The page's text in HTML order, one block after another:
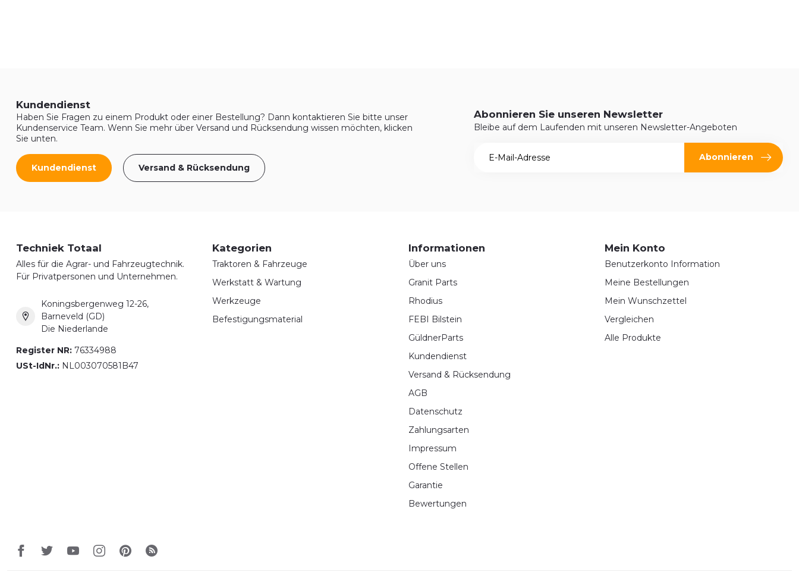
Kundendienst
Haben Sie Fragen zu einem Produkt oder einer Bestellung? Dann kontaktieren Sie bitte unser
Kundenservice Team. Wenn Sie mehr über Versand und Rücksendung wissen möchten, klicken
Sie unten.
Kundendienst Versand & Rücksendung
Abonnieren Sie unseren Newsletter
Bleibe auf dem Laufenden mit unseren Newsletter-Angeboten
Abonnieren
Techniek Totaal
Alles für die Agrar- und Fahrzeugtechnik.
Für Privatpersonen und Unternehmen.
Koningsbergenweg 12-26,
Barneveld (GD)
Die Niederlande
Register NR: 76334988
USt-IdNr.: NL003070581B47
Kategorien
Traktoren & Fahrzeuge
Werkstatt & Wartung
Werkzeuge
Befestigungsmaterial
Informationen
Über uns
Granit Parts
Rhodius
FEBI Bilstein
GüldnerParts
Kundendienst
Versand & Rücksendung
AGB
Datenschutz
Zahlungsarten
Impressum
Offene Stellen
Garantie
Bewertungen
Mein Konto
Benutzerkonto Information
Meine Bestellungen
Mein Wunschzettel
Vergleichen
Alle Produkte